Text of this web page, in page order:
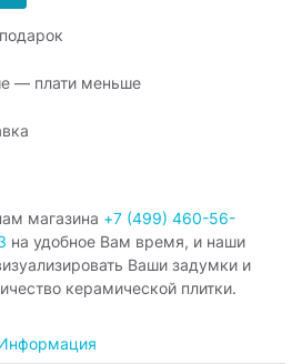
— плати меньше
магазина +7 (499) 460-56-
на удобное Вам время, и наши
Ваши задумки и
керамической плитки.